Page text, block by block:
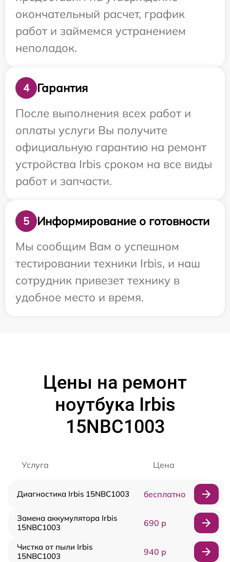
окончательный расчет, график
работ и займемся устранением
неполадок.
4
Гарантия
После выполнения всех работ и
оплаты услуги Вы получите
официальную гарантию на ремонт
устройства Irbis сроком на все виды
работ и запчасти.
5
Информирование о готовности
Мы сообщим Вам о успешном
тестировании техники Irbis, и наш
сотрудник привезет технику в
удобное место и время.
Цены на ремонт
ноутбука Irbis
15NBC1003
Услуга Цена
Диагностика Irbis 15NBC1003 бесплатно
Замена аккумулятора Irbis
15NBC1003
690 р
Чистка от пыли Irbis
15NBC1003
940 р